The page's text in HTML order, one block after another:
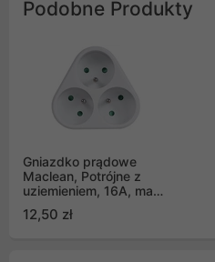
Podobne Produkty
Gniazdko prądowe
Maclean, Potrójne z
uziemieniem, 16A, max.
3680W, MCE214
12,50 zł